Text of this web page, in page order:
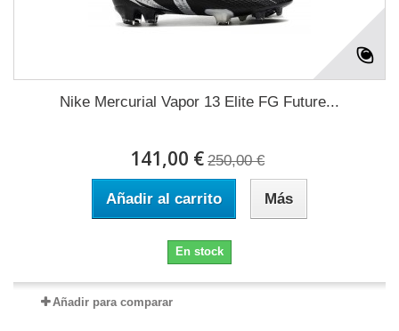
Nike Mercurial Vapor 13 Elite FG Future...
141,00 € 250,00 €
Añadir al carrito Más
En stock
Añadir para comparar